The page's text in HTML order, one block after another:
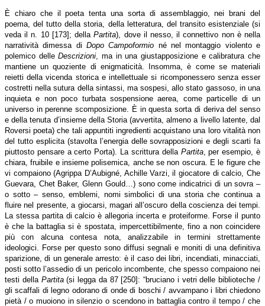
È chiaro che il poeta tenta una sorta di assemblaggio, nei brani del
poema, del tutto della storia, della letteratura, del transito esistenziale (si
veda il n. 10 [173]; dellaPartita), dove il nesso, il connettivo non è nella
narratività dimessa di Dopo Campoformio né nel montaggio violento e
polemico delleDescrizioni , ma in una giustapposizione e calibratura che
mantiene un quoziente di enigmaticità. Insomma, è come se materiali
reietti della vicenda storica e intellettuale si ricomponessero senza esser
costretti nella sutura della sintassi, ma sospesi, allo stato gassoso, in una
inquieta e non poco turbata sospensione aerea, come particelle di un
universo in perenne scomposizione. È in questa sorta di deriva del senso
e della tenuta d’insieme della Storia (avvertita, almeno a livello latente, dal
Roversi poeta) che tali appuntiti ingredienti acquistano una loro vitalità non
del tutto esplicita (stavolta l’energia delle sovrapposizioni e degli scarti fa
piuttosto pensare a certo Porta). La scrittura della Partita, per esempio, è
chiara, fruibile e insieme polisemica, anche se non oscura. E le figure che
vi compaiono (Agrippa D’Aubigné, Achille Varzi, il giocatore di calcio, Che
Guevara, Chet Baker, Glenn Gould…) sono come indicatrici di un sovra –
o sotto – senso, emblemi, nomi simbolici di una storia che continua a
fluire nel presente, a giocarsi, magari all’oscuro della coscienza dei tempi.
La stessa partita di calcio è allegoria incerta e proteiforme. Forse il punto
è che la battaglia si è spostata, impercettibilmente, fino a non coincidere
più con alcuna contesa nota, analizzabile in termini strettamente
ideologici. Forse per questo sono diffusi segnali e moniti di una definitiva
sparizione, di un generale arresto: è il caso dei libri, incendiati, minacciati,
posti sotto l’assedio di un pericolo incombente, che spesso compaiono nei
testi della Partita(si legga da 87 [250]: “bruciano i vetri delle biblioteche /
gli scaffali di legno odorano di onde di boschi / avvampano i libri chiedono
pietà / o muoiono in silenzio o scendono in battaglia contro il tempo / che